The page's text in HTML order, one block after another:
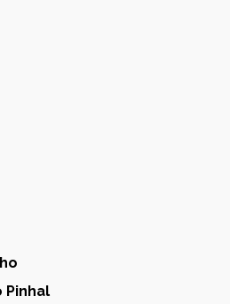
Pinhal